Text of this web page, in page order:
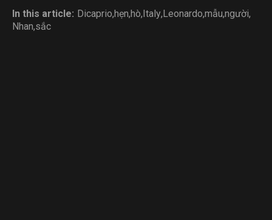
In this article: Dicaprio,hẹn,hò,Italy,Leonardo,mẫu,người,
Nhan,sắc